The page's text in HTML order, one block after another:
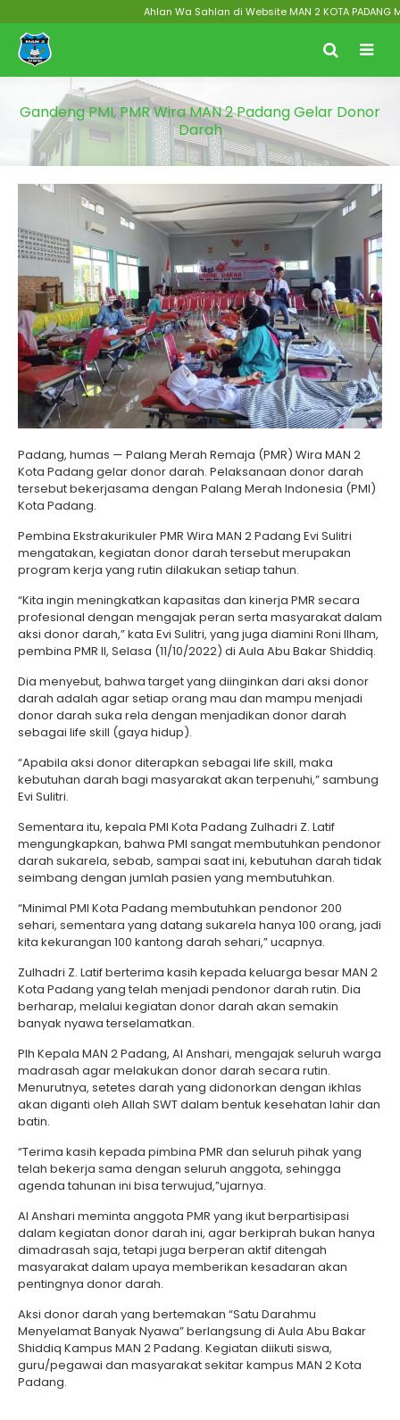
Ahlan Wa Sahlan di Website MAN 2 KOTA PADANG
Gandeng PMI, PMR Wira MAN 2 Padang Gelar Donor
Darah
Padang, humas — Palang Merah Remaja (PMR) Wira MAN 2
Kota Padang gelar donor darah. Pelaksanaan donor darah
tersebut bekerjasama dengan Palang Merah Indonesia (PMI)
Kota Padang.
Pembina Ekstrakurikuler PMR Wira MAN 2 Padang Evi Sulitri
mengatakan, kegiatan donor darah tersebut merupakan
program kerja yang rutin dilakukan setiap tahun.
“Kita ingin meningkatkan kapasitas dan kinerja PMR secara
profesional dengan mengajak peran serta masyarakat dalam
aksi donor darah,” kata Evi Sulitri, yang juga diamini Roni Ilham,
pembina PMR II, Selasa (11/10/2022) di Aula Abu Bakar Shiddiq.
Dia menyebut, bahwa target yang diinginkan dari aksi donor
darah adalah agar setiap orang mau dan mampu menjadi
donor darah suka rela dengan menjadikan donor darah
sebagai life skill (gaya hidup).
“Apabila aksi donor diterapkan sebagai life skill, maka
kebutuhan darah bagi masyarakat akan terpenuhi,” sambung
Evi Sulitri.
Sementara itu, kepala PMI Kota Padang Zulhadri Z. Latif
mengungkapkan, bahwa PMI sangat membutuhkan pendonor
darah sukarela, sebab, sampai saat ini, kebutuhan darah tidak
seimbang dengan jumlah pasien yang membutuhkan.
“Minimal PMI Kota Padang membutuhkan pendonor 200
sehari, sementara yang datang sukarela hanya 100 orang, jadi
kita kekurangan 100 kantong darah sehari,” ucapnya.
Zulhadri Z. Latif berterima kasih kepada keluarga besar MAN 2
Kota Padang yang telah menjadi pendonor darah rutin. Dia
berharap, melalui kegiatan donor darah akan semakin
banyak nyawa terselamatkan.
Plh Kepala MAN 2 Padang, Al Anshari, mengajak seluruh warga
madrasah agar melakukan donor darah secara rutin.
Menurutnya, setetes darah yang didonorkan dengan ikhlas
akan diganti oleh Allah SWT dalam bentuk kesehatan lahir dan
batin.
“Terima kasih kepada pimbina PMR dan seluruh pihak yang
telah bekerja sama dengan seluruh anggota, sehingga
agenda tahunan ini bisa terwujud,”ujarnya.
Al Anshari meminta anggota PMR yang ikut berpartisipasi
dalam kegiatan donor darah ini, agar berkiprah bukan hanya
dimadrasah saja, tetapi juga berperan aktif ditengah
masyarakat dalam upaya memberikan kesadaran akan
pentingnya donor darah.
Aksi donor darah yang bertemakan “Satu Darahmu
Menyelamat Banyak Nyawa” berlangsung di Aula Abu Bakar
Shiddiq Kampus MAN 2 Padang. Kegiatan diikuti siswa,
guru/pegawai dan masyarakat sekitar kampus MAN 2 Kota
Padang.